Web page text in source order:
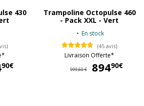
430
90€
Trampoline Octopulse 460
- Pack XXL - Vert
En stock
(45 avis)
Livraison Offerte*
999,60 € 89490€